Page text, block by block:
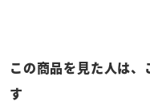
この商品を見た人は
す